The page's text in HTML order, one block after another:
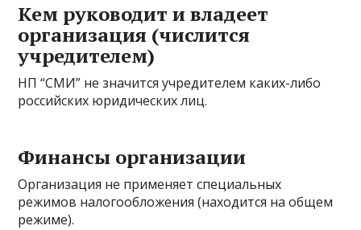
Кем руководит и владеет
организация (числится
учредителем)
НП “СМИ” не значится учредителем каких-либо
российских юридических лиц.
Финансы организации
Организация не применяет специальных
режимов налогообложения (находится на общем
режиме).